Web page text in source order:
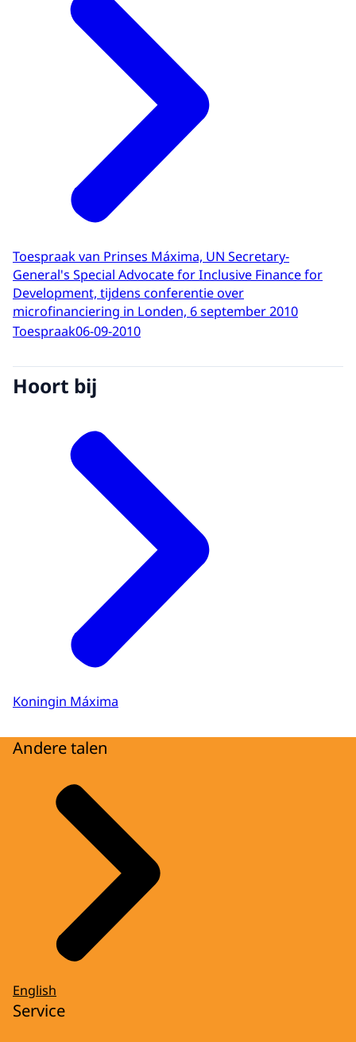
Toespraak van Prinses Máxima, UN Secretary-
General's Special Advocate for Inclusive Finance for
Development, tijdens conferentie over
microfinanciering in Londen, 6 september 2010
Toespraak06-09-2010
Hoort bij
Koningin Máxima
Andere talen
English
Service